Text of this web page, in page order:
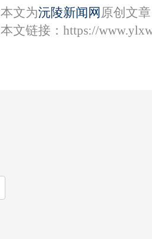
本文为沅陵新闻网 原创文
本文链接： https://